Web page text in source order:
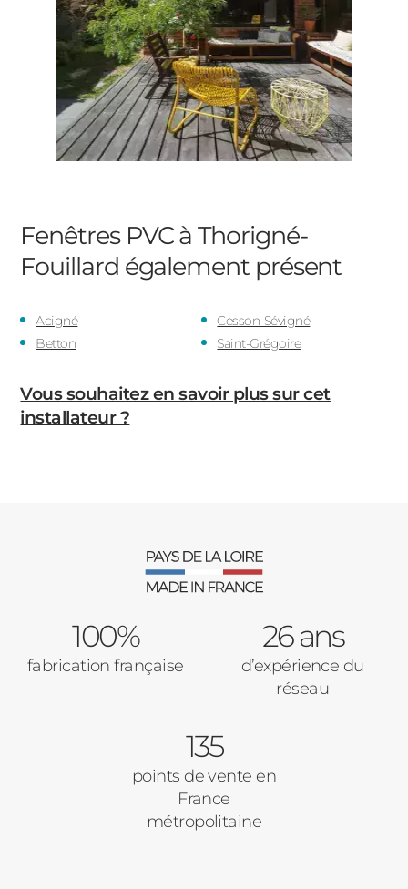
Fenêtres PVC à Thorigné-
Fouillard également présent
Acigné
Betton
Cesson-Sévigné
Saint-Grégoire
Vous souhaitez en savoir plus sur cet
installateur ?
100%
fabrication française
26 ans
d’expérience du
réseau
135
points de vente en
France
métropolitaine